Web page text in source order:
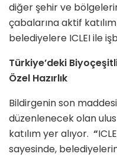
diğer şehir ve
çabalarına aktif
belediyelere ICLEI ile
Türkiye’deki
Özel Hazırlık
Bildirgenin son
düzenlenecek olan
katılım yer alıyor. “
sayesinde,